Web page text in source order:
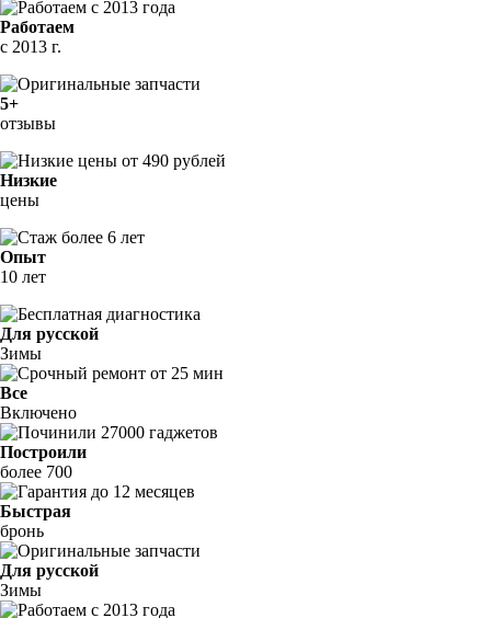
Работаем
с 2013 г.
5+
отзывы
Низкие
цены
Опыт
10 лет
Для русской
Зимы
Все
Включено
Построили
более 700
Быстрая
бронь
Для русской
Зимы